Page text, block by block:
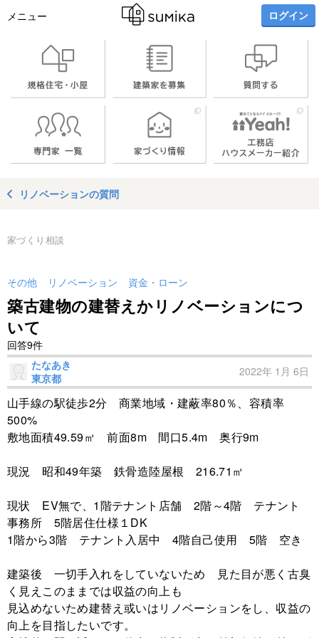
メニュー ログイン
リノベーションの質問
家づくり相談
その他 リノベーション 資金・ローン
築古建物の建替えかリノベーションにつ
いて
回答9件
たなあき
東京都
2022年 1月 6日
山手線の駅徒歩2分 商業地域・建蔽率80％、容積率
500%
敷地面積49.59㎡ 前面8m 間口5.4m 奥行9m
現況 昭和49年築 鉄骨造陸屋根 216.71㎡
現状 EV無で、1階テナント店舗 2階～4階 テナント
事務所 5階居住仕様１DK
1階から3階 テナント入居中 4階自己使用 5階 空き
建築後 一切手入れをしていないため 見た目が悪く古臭
く見えこのままでは収益の向上も
見込めないため建替え或いはリノベーションをし、収益の
向上を目指したいです。